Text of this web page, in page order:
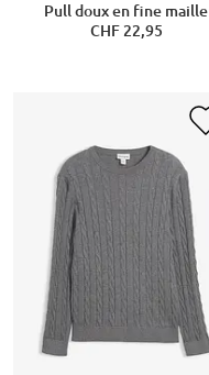
Pull doux en fine maille
CHF 22,95